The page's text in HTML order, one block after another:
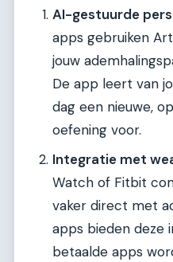
AI-gestuurde
apps gebruiken
jouw
De app leert van
dag een nieuwe,
oefening voor.
Integratie met
Watch of Fitbit
vaker direct met
apps bieden deze
betaalde apps